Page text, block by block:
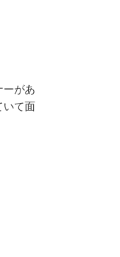
があ
いて面